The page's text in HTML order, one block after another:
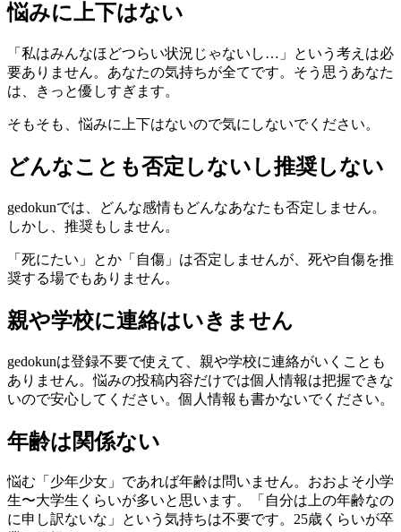
悩みに上下はない
「私はみんなほどつらい状況じゃないし…」という考えは必
要ありません。あなたの気持ちが全てです。そう思うあなた
は、きっと優しすぎます。
そもそも、悩みに上下はないので気にしないでください。
どんなことも否定しないし推奨しない
gedokunでは、どんな感情もどんなあなたも否定しません。
しかし、推奨もしません。
「死にたい」とか「自傷」は否定しませんが、死や自傷を推
奨する場でもありません。
親や学校に連絡はいきません
gedokunは登録不要で使えて、親や学校に連絡がいくことも
ありません。悩みの投稿内容だけでは個人情報は把握できな
いので安心してください。個人情報も書かないでください。
年齢は関係ない
悩む「少年少女」であれば年齢は問いません。おおよそ小学
生〜大学生くらいが多いと思います。「自分は上の年齢なの
に申し訳ないな」という気持ちは不要です。25歳くらいが卒